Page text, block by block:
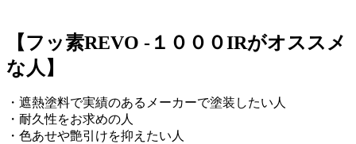
【フッ素REVO -１０００IRがオススメ
な人】
・遮熱塗料で実績のあるメーカーで塗装したい人
・耐久性をお求めの人
・色あせや艶引けを抑えたい人